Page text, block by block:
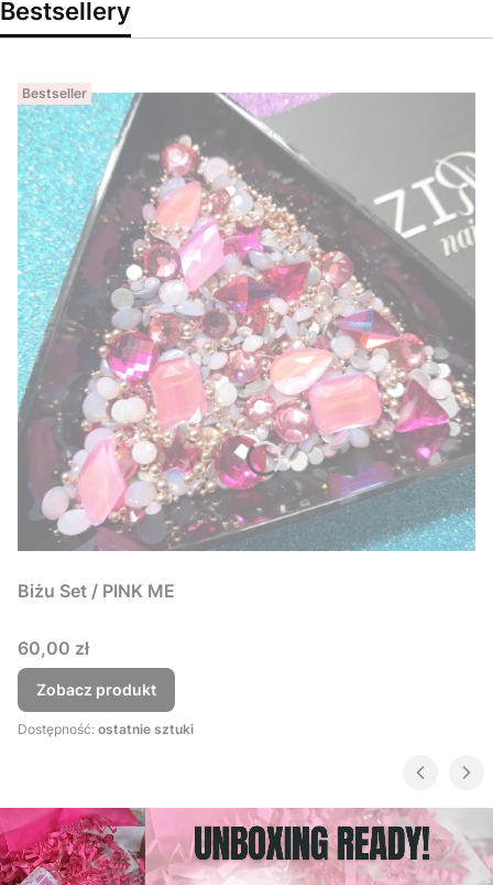
Bestsellery
Bestseller
Biżu Set / PINK ME
Cena
60,00 zł
Zobacz produkt
Dostępność: ostatnie sztuki